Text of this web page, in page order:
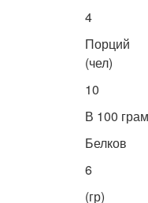
4
Порций
(чел)
10
В 100
Белков
6
(гр)